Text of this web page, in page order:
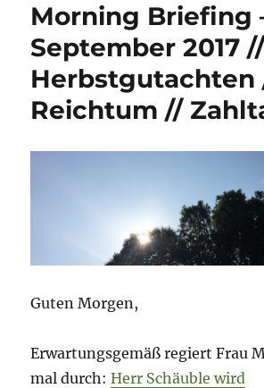
Überlastung
des
Morning Briefing
September 2017
Herbstgutachten
Reichtum //
Guten Morgen,
Erwartungsgemäß regiert Frau
mal durch:Herr Schäuble wird